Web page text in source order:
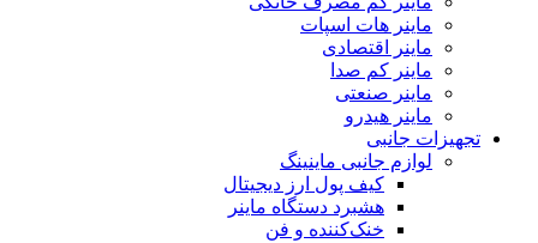
ماینر هات اسپات
ماینر اقتصادی
ماینر کم‌ صدا
ماینر صنعتی
ماینر هیدرو
تجهیزات جانبی
لوازم جانبی ماینینگ
کیف پول ارز دیجیتال
هشبرد دستگاه ماینر
خنک‌کننده و فن